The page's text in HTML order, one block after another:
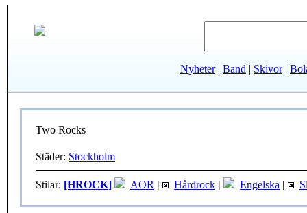
Nyheter| Band | Skivor|
Two Rocks
Städer: Stockholm
Stilar: [HROCK] AOR | Hårdrock | Engelska |